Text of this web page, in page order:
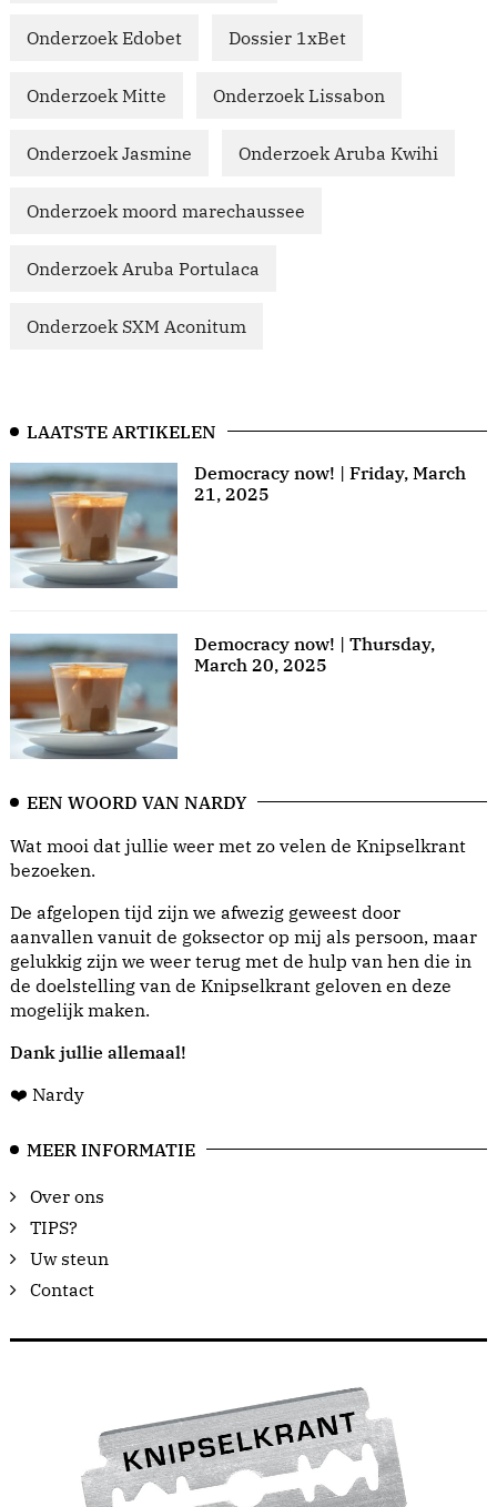
Onderzoek Edobet Dossier 1xBet
Onderzoek Mitte Onderzoek Lissabon
Onderzoek Jasmine Onderzoek Aruba Kwihi
Onderzoek moord marechaussee
Onderzoek Aruba Portulaca
Onderzoek SXM Aconitum
LAATSTE ARTIKELEN
Democracy now! | Friday, March
21, 2025
Democracy now! | Thursday,
March 20, 2025
EEN WOORD VAN NARDY
Wat mooi dat jullie weer met zo velen de Knipselkrant
bezoeken.
De afgelopen tijd zijn we afwezig geweest door
aanvallen vanuit de goksector op mij als persoon, maar
gelukkig zijn we weer terug met de hulp van hen die in
de doelstelling van de Knipselkrant geloven en deze
mogelijk maken.
Dank jullie allemaal!
❤️ Nardy
MEER INFORMATIE
Over ons
TIPS?
Uw steun
Contact